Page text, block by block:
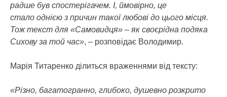
радше був спостерігачем. І, ймовірно, це
стало однією з причин такої любові до цього місця.
Тож текст для «Самовидця» – як своєрідна подяка
Сихову за той час», – розповідає Володимир.
Марія Титаренко ділиться враженнями від тексту:
«Різно, багатогранно, глибоко, душевно розкрито